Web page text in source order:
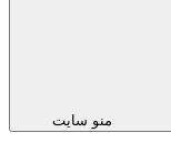
منو سایت